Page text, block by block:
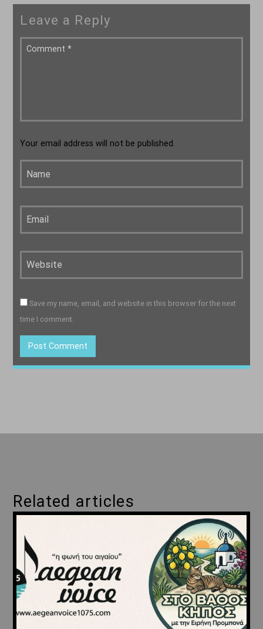
Leave a Reply
Your email address will not be published.
Save my name, email, and website in this browser for the next
time I comment.
Related articles